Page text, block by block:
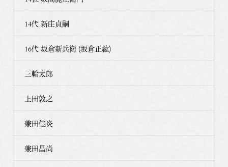
14代 新庄貞嗣
16代 坂倉新兵衛 (坂倉正紘)
三輪太郎
上田敦之
兼田佳炎
兼田昌尚